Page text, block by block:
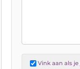
Vink aan als je